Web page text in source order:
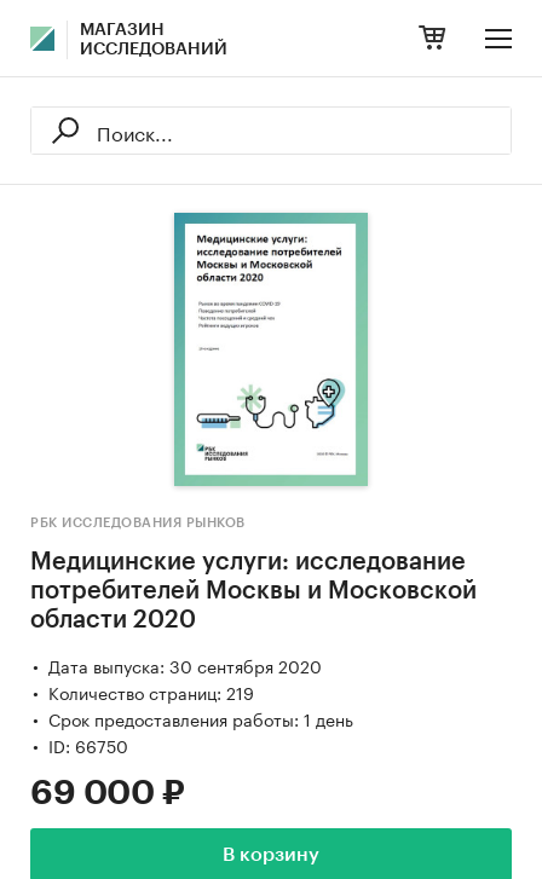
МАГАЗИН
ИССЛЕДОВАНИЙ
РБК ИССЛЕДОВАНИЯ РЫНКОВ
Медицинские услуги: исследование
потребителей Москвы и Московской
области 2020
Дата выпуска: 30 сентября 2020
Количество страниц: 219
Срок предоставления работы: 1 день
ID: 66750
69 000 ₽
В корзину